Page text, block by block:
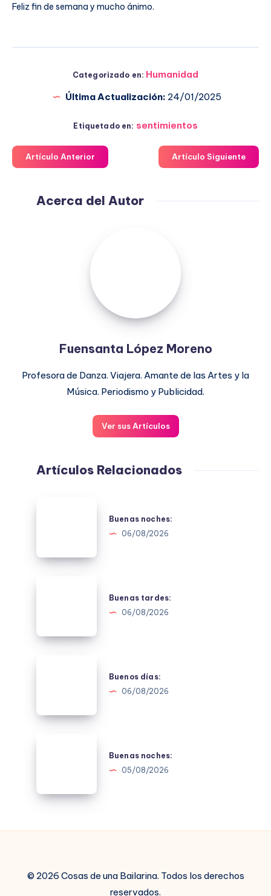
Feliz fin de semana y mucho ánimo.
Categorizado en: Humanidad
Última Actualización: 24/01/2025
Etiquetado en: sentimientos
Artículo Anterior Artículo Siguiente
Acerca del Autor
Fuensanta López Moreno
Profesora de Danza. Viajera. Amante de las Artes y la
Música. Periodismo y Publicidad.
Ver sus Artículos
Artículos Relacionados
Buenas noches:
06/08/2026
Buenas tardes:
06/08/2026
Buenos días:
06/08/2026
Buenas noches:
05/08/2026
© 2026 Cosas de una Bailarina. Todos los derechos
reservados.